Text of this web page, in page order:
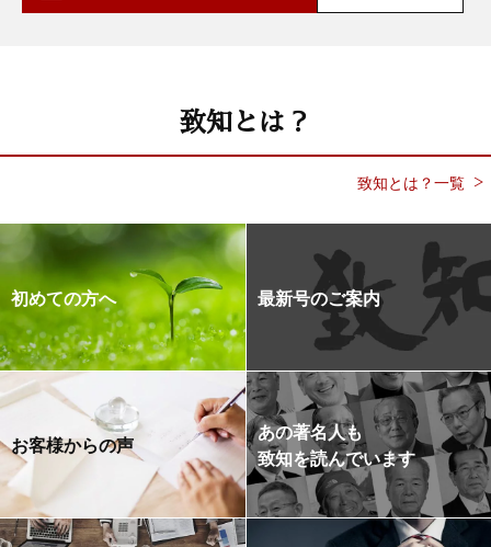
致知とは？
致知とは？一覧
初めての方へ 最新号のご案内
お客様からの声
あの著名人も
致知を読んでいます